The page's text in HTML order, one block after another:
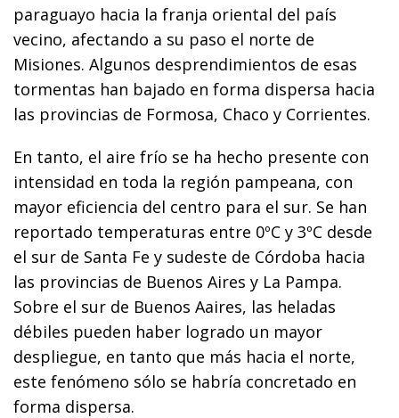
paraguayo hacia la franja oriental del país
vecino, afectando a su paso el norte de
Misiones. Algunos desprendimientos de esas
tormentas han bajado en forma dispersa hacia
las provincias de Formosa, Chaco y Corrientes.
En tanto, el aire frío se ha hecho presente con
intensidad en toda la región pampeana, con
mayor eficiencia del centro para el sur. Se han
reportado temperaturas entre 0ºC y 3ºC desde
el sur de Santa Fe y sudeste de Córdoba hacia
las provincias de Buenos Aires y La Pampa.
Sobre el sur de Buenos Aaires, las heladas
débiles pueden haber logrado un mayor
despliegue, en tanto que más hacia el norte,
este fenómeno sólo se habría concretado en
forma dispersa.